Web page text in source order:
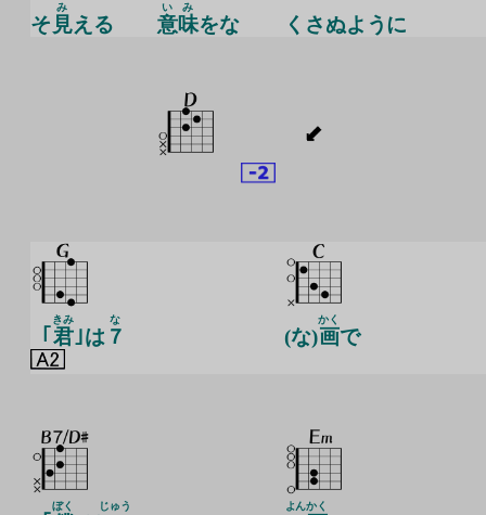
そ 見
み
える 意
い
味
み
をな くさぬように
｢ 君
きみ
｣は ７
な
(な)画
かく
で
ぼく じゅう よんかく